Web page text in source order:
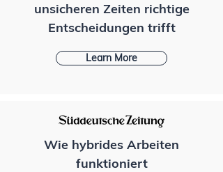
unsicheren Zeiten richtige
Entscheidungen trifft
Learn More
Wie hybrides Arbeiten
funktioniert